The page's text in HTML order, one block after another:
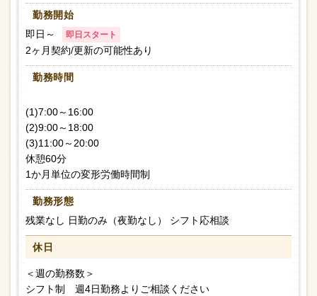
勤務開始
即日～
即日スタート
2ヶ月契約/更新の可能性あり
勤務時間
(1)7:00～16:00
(2)9:00～18:00
(3)11:00～20:00
休憩60分
1か月単位の変形労働時間制
勤務形態
残業なし 日勤のみ（夜勤なし） シフト応相談
休日
＜週の勤務数＞
シフト制 週4日勤務よりご相談ください